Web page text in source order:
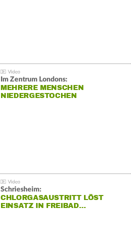
Im Zentrum Londons:
MEHRERE MENSCHEN
NIEDERGESTOCHEN
Schriesheim:
CHLORGASAUSTRITT LÖST
EINSATZ IN FREIBAD…